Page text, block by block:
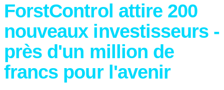
ForstControl attire 200
nouveaux investisseurs -
près d'un million de
francs pour l'avenir